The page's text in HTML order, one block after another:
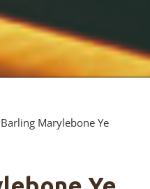
Marylebone Ye